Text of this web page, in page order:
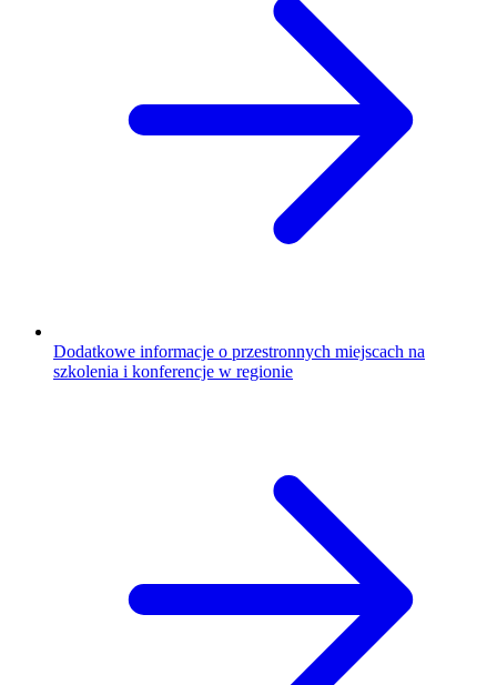
Dodatkowe informacje o przestronnych miejscach na
szkolenia i konferencje w regionie